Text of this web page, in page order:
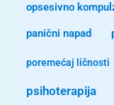
opsesivno
panični napad
poremećaj ličnosti
psihoterapija